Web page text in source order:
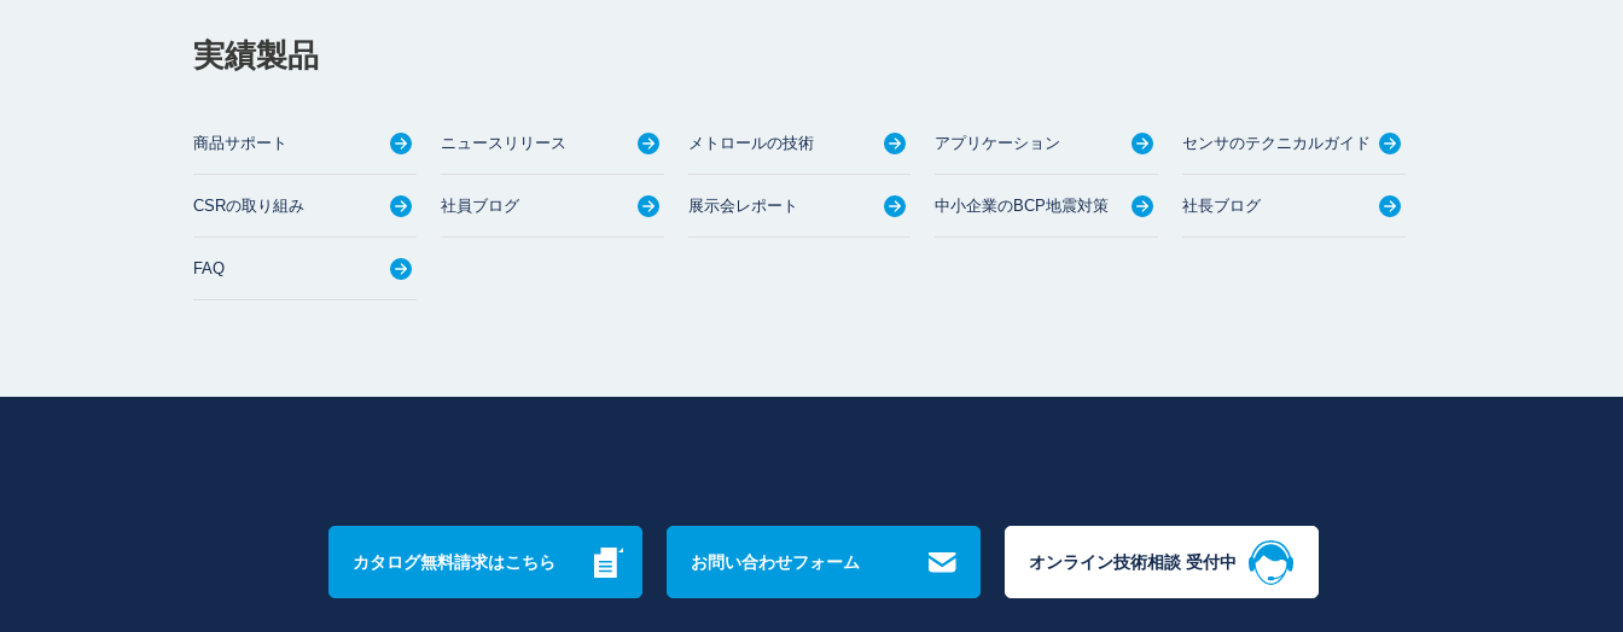
実績製品
商品サポート ニュースリリース メトロールの技術 アプリケーション センサのテクニカルガイド
CSRの取り組み 社員ブログ 展示会レポート 中小企業のBCP地震対策 社長ブログ
FAQ
カタログ無料請求はこちら お問い合わせフォーム オンライン技術相談 受付中